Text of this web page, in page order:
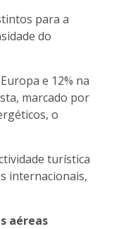
para a
do
e 12% na
marcado por
o
turística
internacionais,
aéreas